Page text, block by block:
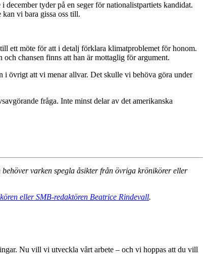
tyder på en seger för nationalistpartiets kandidat.
vi bara gissa oss till.
ett möte för att i detalj förklara klimatproblemet för honom.
chansen finns att han är mottaglig för argument.
övrigt att vi menar allvar. Det skulle vi behöva göra under
fråga. Inte minst delar av det amerikanska
varken spegla åsikter från övriga krönikörer eller
eller SMB-redaktören Beatrice Rindevall.
Nu vill vi utveckla vårt arbete – och vi hoppas att du vill